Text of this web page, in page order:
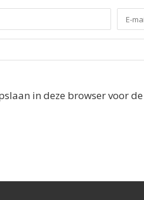
in deze browser voor